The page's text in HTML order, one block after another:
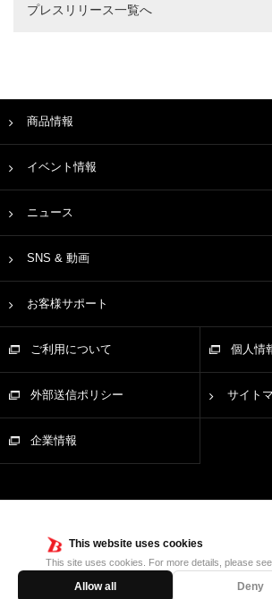
This website uses cookies
This site uses cookies. For more details, please
Allow all Deny
プレスリリース一覧へ
商品情報
イベント情報
ニュース
SNS & 動画
お客様サポート
ご利用について 個人情
外部送信ポリシー サイト
企業情報